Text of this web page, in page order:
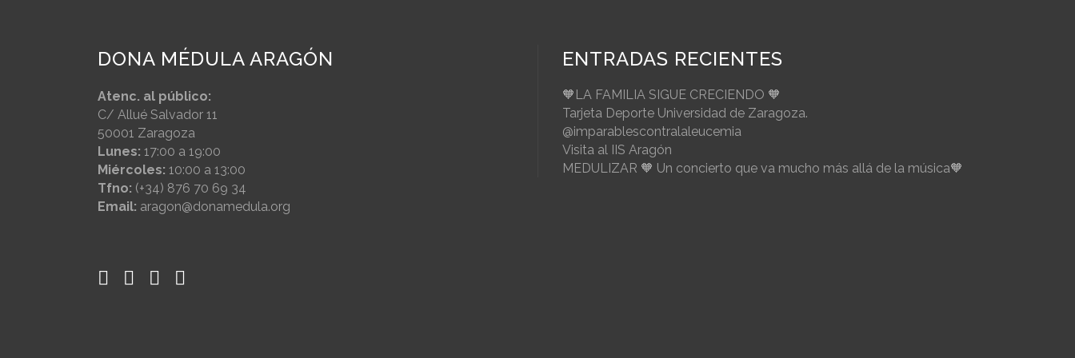
DONA MÉDULA ARAGÓN
Atenc. al público:
C/ Allué Salvador 11
50001 Zaragoza
Lunes: 17:00 a 19:00
Miércoles: 10:00 a 13:00
Tfno: (+34) 876 70 69 34
Email: aragon@donamedula.org
ENTRADAS RECIENTES
🧡LA FAMILIA SIGUE CRECIENDO 🧡
Tarjeta Deporte Universidad de Zaragoza.
@imparablescontralaleucemia
Visita al IIS Aragón
MEDULIZAR 🧡 Un concierto que va mucho más allá de la música🧡